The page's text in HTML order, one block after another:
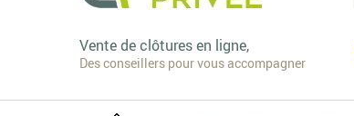
Vente de clôtures en ligne,
Des conseillers pour vous accompagner